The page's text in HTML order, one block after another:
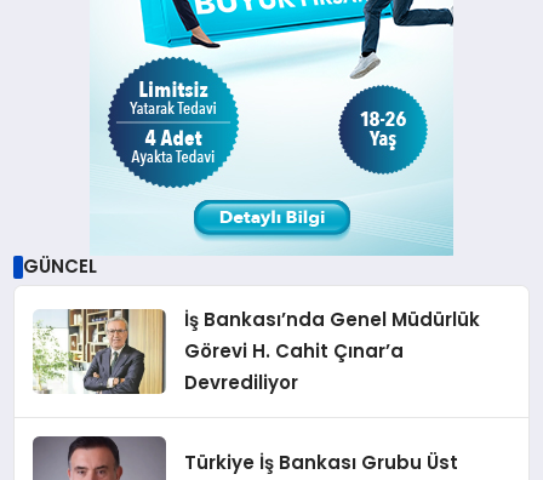
GÜNCEL
İş Bankası’nda Genel Müdürlük
Görevi H. Cahit Çınar’a
Devrediliyor
Türkiye İş Bankası Grubu Üst